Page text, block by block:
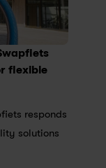
flexible
responds
solutions